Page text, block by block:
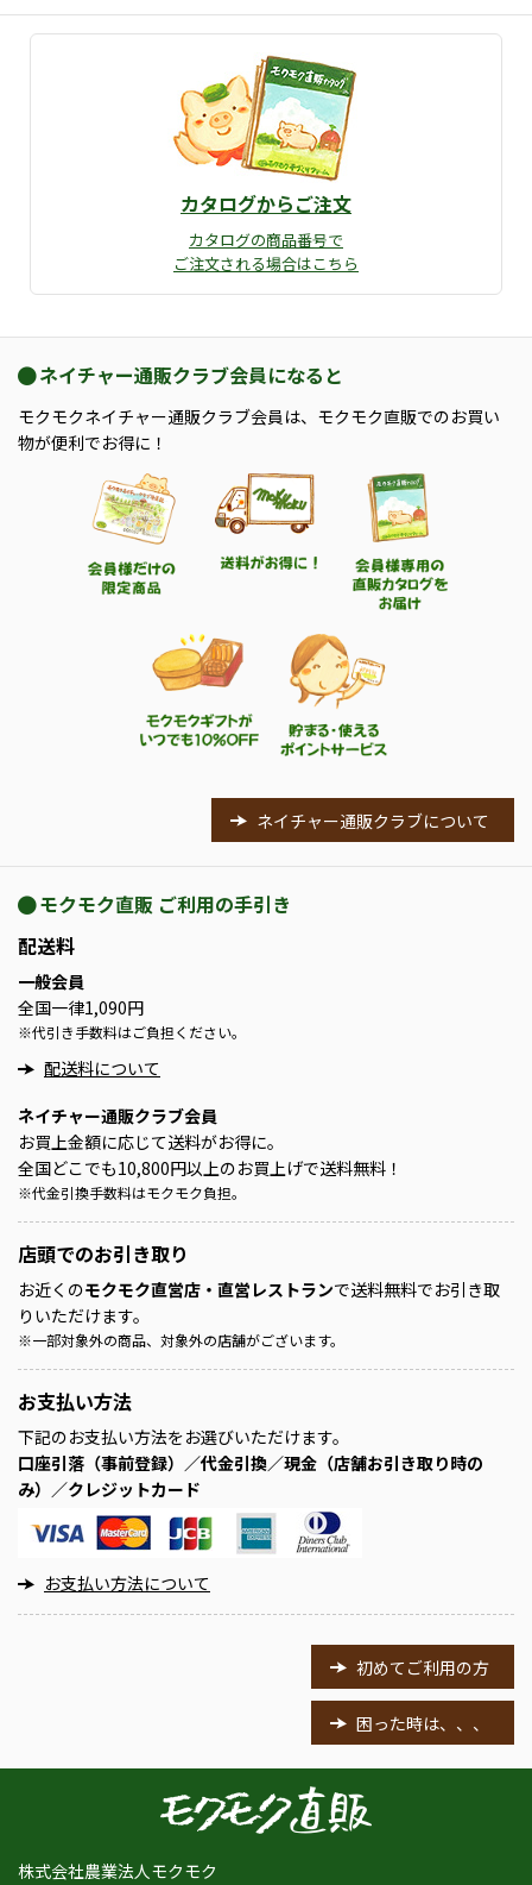
カタログからご注文
カタログの商品番号で
ご注文される場合はこちら
ネイチャー通販クラブ会員になると
モクモクネイチャー通販クラブ会員は、モクモク直販でのお買い
物が便利でお得に！
ネイチャー通販クラブについて
モクモク直販 ご利用の手引き
配送料
一般会員
全国一律1,090円
※代引き手数料はご負担ください。
配送料について
ネイチャー通販クラブ会員
お買上金額に応じて送料がお得に。
全国どこでも10,800円以上のお買上げで送料無料！
※代金引換手数料はモクモク負担。
店頭でのお引き取り
お近くのモクモク直営店・直営レストランで送料無料でお引き取
りいただけます。
※一部対象外の商品、対象外の店舗がございます。
お支払い方法
下記のお支払い方法をお選びいただけます。
口座引落（事前登録）／代金引換／現金（店舗お引き取り時の
み）／クレジットカード
お支払い方法について
初めてご利用の方
困った時は、、、
株式会社農業法人モクモク